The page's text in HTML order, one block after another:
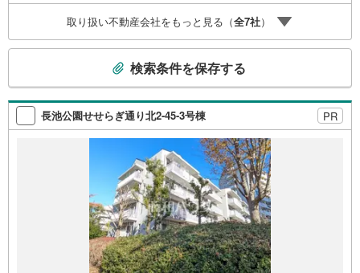
TOWNSからお客様へ経験豊富なスタッフが親身になってお
客様に合った物件をご紹介させて頂きます！ /他社様掲載物
件も併せてご紹介可能ですのでお気軽にお問い合わせ下さ
取り扱い不動産会社をもっと見る（全7社）
検
索
条
検索条件を保存する
長池公園せせらぎ通り北2-45-3号棟 PR